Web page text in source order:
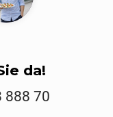
da!
888 70